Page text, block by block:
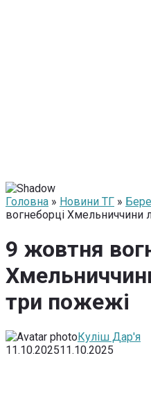
Головна » Новини ТГ »
вогнеборці Хмельниччини
9 жовтня
три пожежі
Куліш Дар'я
11.10.202511.10.2025